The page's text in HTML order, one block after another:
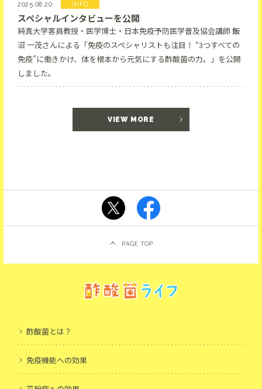
2025.08.20 INFO
スペシャルインタビューを公開
純真大学客員教授・医学博士・日本免疫予防医学普及協会講師 飯
沼 一茂さんによる「免疫のスペシャリストも注目！ “3つすべての
免疫”に働きかけ、体を根本から元気にする酢酸菌の力。」を公開
しました。
VIEW MORE
酢酸菌とは？
免疫機能への効果